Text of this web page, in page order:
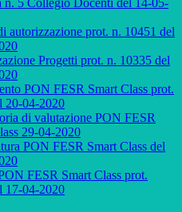
n. 5 Collegio Docenti del 14-05-
autorizzazione prot. n. 10451 del
Progetti prot. n. 10335 del
PON FESR Smart Class prot.
20-04-2020
di valutazione PON FESR
29-04-2020
PON FESR Smart Class del
FESR Smart Class prot.
17-04-2020